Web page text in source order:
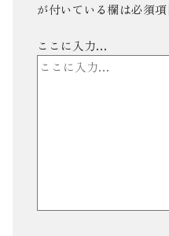
が付いている欄は必須項
ここに入力…